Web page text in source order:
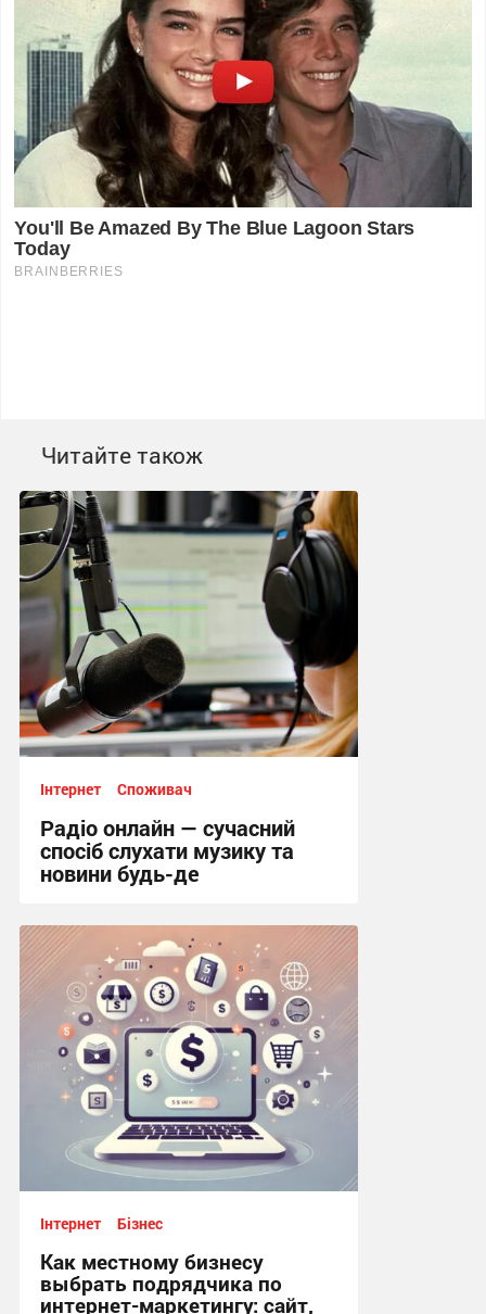
Читайте також
Інтернет Споживач
Радіо онлайн — сучасний
спосіб слухати музику та
новини будь-де
14:20, 20.06.2026
Інтернет Бізнес
Как местному бизнесу
выбрать подрядчика по
интернет-маркетингу: сайт,